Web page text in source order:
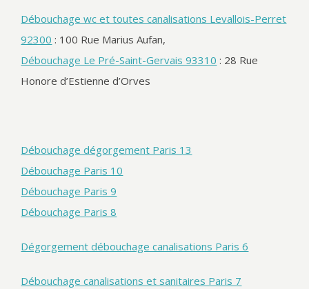
Débouchage wc et toutes canalisations Levallois-Perret
92300 : 100 Rue Marius Aufan,
Débouchage Le Pré-Saint-Gervais 93310 : 28 Rue
Honore d’Estienne d’Orves
Débouchage dégorgement Paris 13
Débouchage Paris 10
Débouchage Paris 9
Débouchage Paris 8
Dégorgement débouchage canalisations Paris 6
Débouchage canalisations et sanitaires Paris 7